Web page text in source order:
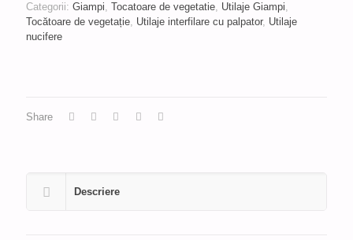
Categorii: Giampi, Tocatoare de vegetatie, Utilaje Giampi,
Tocătoare de vegetație, Utilaje interfilare cu palpator, Utilaje
nucifere
Share
Descriere